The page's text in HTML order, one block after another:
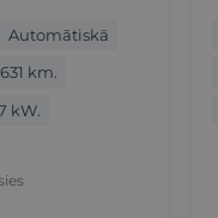
Automātiskā
km.
kW.